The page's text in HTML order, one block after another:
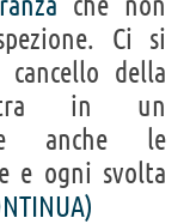
Ci si
della
in un
anche le
e ogni svolta